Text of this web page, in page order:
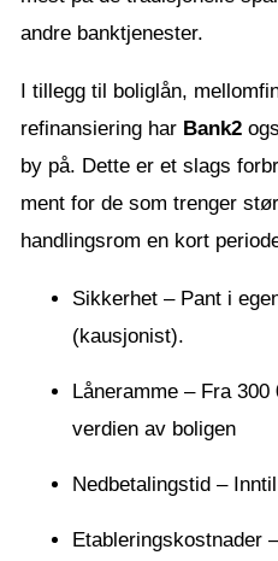
andre banktjenester.
I tillegg til boliglån,
refinansiering har Bank2
by på. Dette er et slags
ment for de som trenger
handlingsrom en kort
Sikkerhet – Pant i
(kausjonist).
Låneramme – Fra
verdien av boligen
Nedbetalingstid –
Etableringskostnader